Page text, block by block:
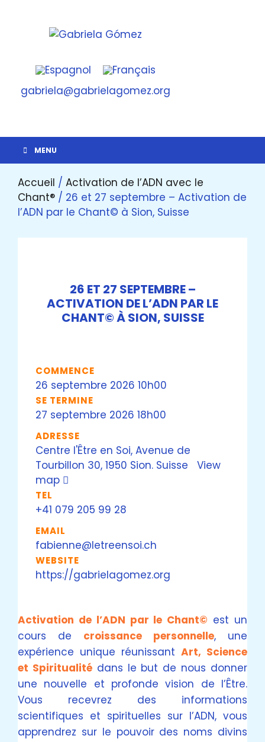
gabriela@gabrielagomez.org
MENU
Accueil / Activation de l’ADN avec le
Chant® / 26 et 27 septembre – Activation de
l’ADN par le Chant© à Sion, Suisse
26 ET 27 SEPTEMBRE –
ACTIVATION DE L’ADN PAR LE
CHANT© À SION, SUISSE
COMMENCE
26 septembre 2026 10h00
SE TERMINE
27 septembre 2026 18h00
ADRESSE
Centre l'Être en Soi, Avenue de
Tourbillon 30, 1950 Sion. Suisse View
map
TEL
+41 079 205 99 28
EMAIL
fabienne@letreensoi.ch
WEBSITE
https://gabrielagomez.org
Activation de l’ADN par le Chant© est un
cours de croissance personnelle, une
expérience unique réunissant Art, Science
et Spiritualitédans le but de nous donner
une nouvelle et profonde vision de l’Être.
Vous recevrez des informations
scientifiques et spirituelles sur l’ADN, vous
apprendrez sur le pouvoir des noms divins